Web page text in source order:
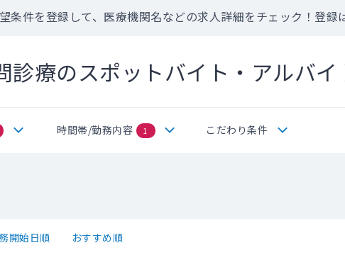
条件を登録して、医療機関名などの求人詳細をチェック！登録
診療のスポットバイト・アルバ
時間帯/勤務内容 1 こだわり条件
開始日順 おすすめ順